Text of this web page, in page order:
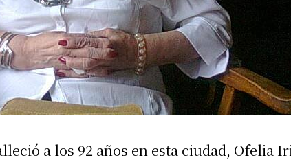
a los 92 años en esta ciudad, Ofelia